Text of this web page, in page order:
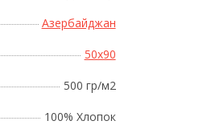
Азербайджан
50x90
500 гр/м2
100% Хлопок